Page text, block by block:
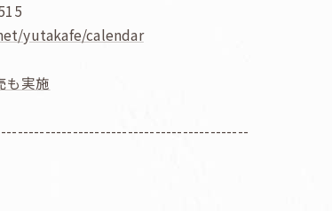
yutakafe/calendar
も実施